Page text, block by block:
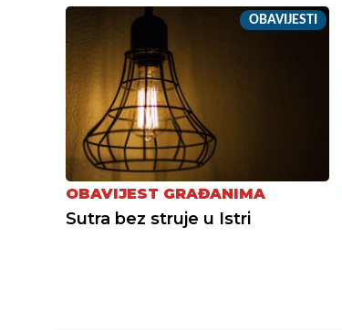
OBAVIJESTI
OBAVIJEST GRAĐANIMA
Sutra bez struje u Istri